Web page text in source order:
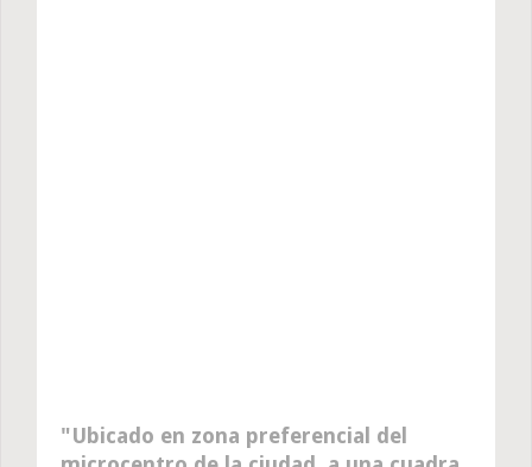
Ubicado en zona preferencial del